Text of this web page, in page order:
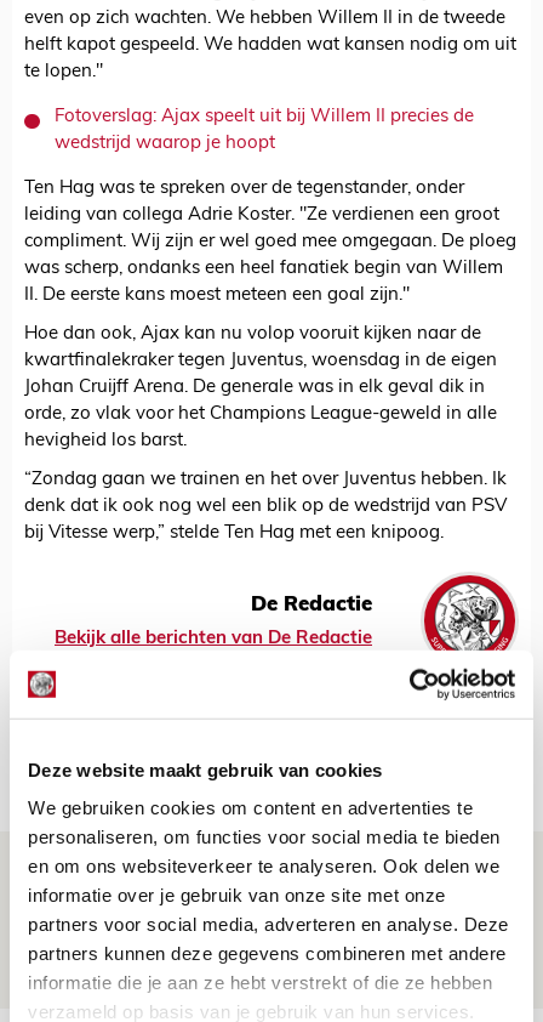
Deze website maakt gebruik van cookies
We gebruiken cookies om content en advertenties te
personaliseren, om functies voor social media te bieden
en om ons websiteverkeer te analyseren. Ook delen we
informatie over je gebruik van onze site met onze
partners voor social media, adverteren en analyse. Deze
partners kunnen deze gegevens combineren met andere
informatie die je aan ze hebt verstrekt of die ze hebben
verzameld op basis van je gebruik van hun services.
even op zich wachten. We hebben Willem II in de tweede
helft kapot gespeeld. We hadden wat kansen nodig om uit
te lopen."
Fotoverslag: Ajax speelt uit bij Willem II precies de
wedstrijd waarop je hoopt
Ten Hag was te spreken over de tegenstander, onder
leiding van collega Adrie Koster. "Ze verdienen een groot
compliment. Wij zijn er wel goed mee omgegaan. De ploeg
was scherp, ondanks een heel fanatiek begin van Willem
II. De eerste kans moest meteen een goal zijn."
Hoe dan ook, Ajax kan nu volop vooruit kijken naar de
kwartfinalekraker tegen Juventus, woensdag in de eigen
Johan Cruijff Arena. De generale was in elk geval dik in
orde, zo vlak voor het Champions League-geweld in alle
hevigheid los barst.
“Zondag gaan we trainen en het over Juventus hebben. Ik
denk dat ik ook nog wel een blik op de wedstrijd van PSV
bij Vitesse werp,” stelde Ten Hag met een knipoog.
De Redactie
Bekijk alle berichten van De Redactie
Net binnen //
Word ballenjongen of -meid bij Jong
Ajax - Helmond Sport!